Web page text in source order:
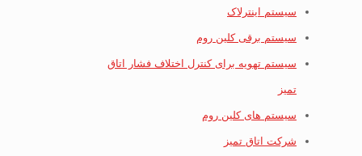
سیستم اینترلاک
سیستم برقی کلین روم
سیستم تهویه برای کنترل اختلاف فشار اتاق
تمیز
سیستم های کلین روم
شرکت اتاق تمیز